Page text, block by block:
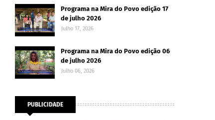
Programa na Mira do Povo edição 17
de julho 2026
Julho 17, 2026
Programa na Mira do Povo edição 06
de julho 2026
Julho 06, 2026
PUBLICIDADE